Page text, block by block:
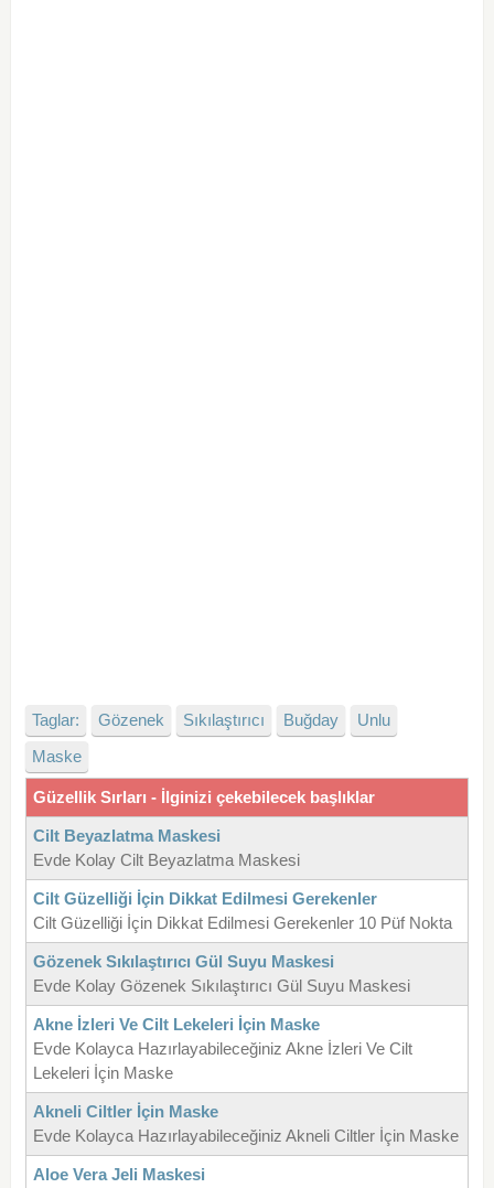
Taglar: Gözenek Sıkılaştırıcı Buğday
Unlu
Maske
Güzellik Sırları - İlginizi çekebilecek başlıklar
Cilt Beyazlatma Maskesi
Evde Kolay Cilt Beyazlatma Maskesi
Cilt Güzelliği İçin Dikkat Edilmesi Gerekenler
Cilt Güzelliği İçin Dikkat Edilmesi Gerekenler 10 Püf Nokta
Gözenek Sıkılaştırıcı Gül Suyu Maskesi
Evde Kolay Gözenek Sıkılaştırıcı Gül Suyu Maskesi
Akne İzleri Ve Cilt Lekeleri İçin Maske
Evde Kolayca Hazırlayabileceğiniz Akne İzleri Ve Cilt
Lekeleri İçin Maske
Akneli Ciltler İçin Maske
Evde Kolayca Hazırlayabileceğiniz Akneli Ciltler İçin Maske
Aloe Vera Jeli Maskesi